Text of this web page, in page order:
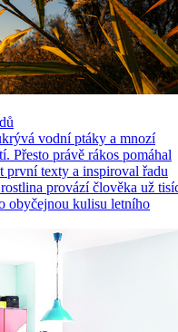
vodní ptáky a mnozí
Přesto právě rákos pomáhal
první texty a inspiroval řadu
provází člověka už
obyčejnou kulisu letního